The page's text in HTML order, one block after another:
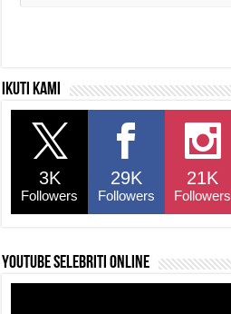
Ikuti kami
3K
Followers
29K
Followers
21K
Followers
YouTube selebriti online